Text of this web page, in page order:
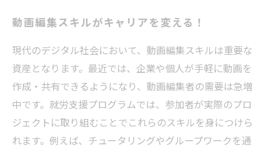
旅
動画編集スキルがキャリアを変える！
現代のデジタル社会において、動画編集スキルは重要な
資産となります。最近では、企業や個人が手軽に動画を
作成・共有できるようになり、動画編集者の需要は急増
中です。就労支援プログラムでは、参加者が実際のプロ
ジェクトに取り組むことでこれらのスキルを身につけら
れます。例えば、チュータリングやグループワークを通